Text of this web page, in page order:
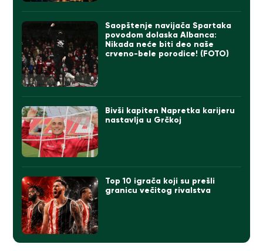
Saopštenje navijača Spartaka
povodom dolaska Albanca:
Nikada neće biti deo naše
crveno-bele porodice! (FOTO)
Bivši kapiten Napretka karijeru
nastavlja u Grčkoj
Top 10 igrača koji su prešli
granicu večitog rivalstva